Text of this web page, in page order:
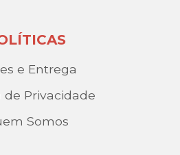
e Entrega
de Privacidade
Somos